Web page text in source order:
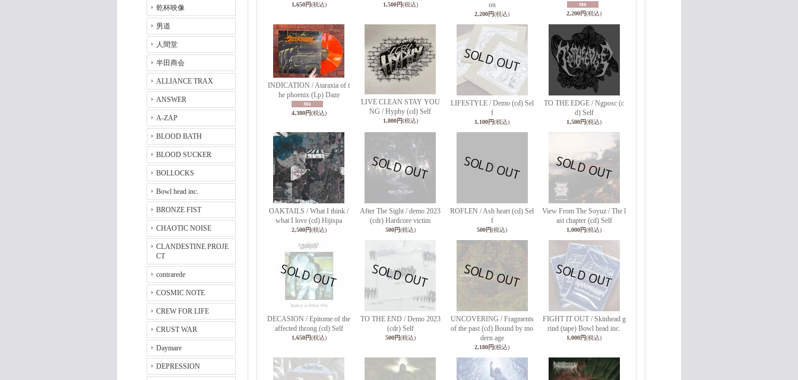
乾杯映像
男道
人間堂
半田商会
ALLIANCE TRAX
ANSWER
A-ZAP
BLOOD BATH
BLOOD SUCKER
BOLLOCKS
Bowl head inc.
BRONZE FIST
CHAOTIC NOISE
CLANDESTINE PROJE
CT
contrarede
COSMIC NOTE
CREW FOR LIFE
CRUST WAR
Daymare
DEPRESSION
1,650円(税込) 1,500円(税込)
on
2,200円(税込) 2,200円(税込)
INDICATION / Ataraxia of t
he phoenix (Lp) Daze
4,380円(税込)
LIVE CLEAN STAY YOU
NG / Hyphy (cd) Self
1,800円(税込)
LIFESTYLE / Demo (cd) Sel
f
1,100円(税込)
TO THE EDGE / Ngposc (c
d) Self
1,500円(税込)
OAKTAILS / What I think /
what I love (cd) Hijispa
2,500円(税込)
After The Sight / demo 2023
(cdr) Hardcore victim
500円(税込)
ROFLEN / Ash heart (cd) Sel
f
500円(税込)
View From The Soyuz / The l
ast chapter (cd) Self
1,000円(税込)
DECASION / Epitome of the
affected throng (cd) Self
1,650円(税込)
TO THE END / Demo 2023
(cdr) Self
500円(税込)
UNCOVERING / Fragments
of the past (cd) Bound by mo
dern age
2,180円(税込)
FIGHT IT OUT / Skinhead g
rind (tape) Bowl head inc.
1,000円(税込)